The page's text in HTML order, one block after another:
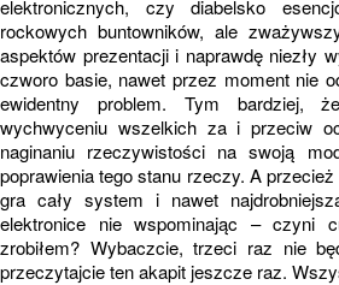
elektronicznych, czy diabelsko
rockowych buntowników, ale
aspektów prezentacji i naprawdę niezły
czworo basie, nawet przez moment nie
ewidentny problem. Tym bardziej,
wychwyceniu wszelkich za i przeciw
naginaniu rzeczywistości na swoją
poprawienia tego stanu rzeczy. A
gra cały system i nawet
elektronice nie wspominając – czyni
zrobiłem? Wybaczcie, trzeci raz nie
przeczytajcie ten akapit jeszcze raz.